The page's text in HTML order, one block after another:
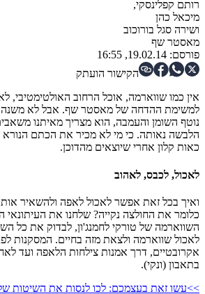
רותם קפלינסקי,
מיכאל כהן
ושירה סגל בורוכוב
מאסטר שף
פורסם: 19.02.14, 16:55
הקישור הועתק
אין כמו שווארמה, אוכל הרחוב האולטימטיבי,
למשימת ההדחה של מאסטר שף. אבל לא
נוטף השומן והעמבה, הוא מצריך מאיתנו
הלבשה נאותה. כי מי לא מכיר את הכתם
כאות קלון אחרי שיוצאים מהדוכן.
לאכול, לכבס, לאהוב
ואיך בכל זאת אפשר לאכול לאפה ולהשאיר
כלומר את החולצה נקייה? שלחנו את העיתונאי
השווארמה של טורקי לחמנג'ון, לבדוק את כל
לאכול שווארמה ולצאת מזה בחיים. המסקנות
אקרובטיים, דרך אמנות צילחות הלאפה ועד
בתאבון (ונקי).
>>עשו זאת בעצמכם: לכו לנסות את השיטות